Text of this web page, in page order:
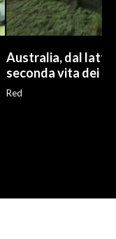
Australia, dal latte
seconda vita dei
Red